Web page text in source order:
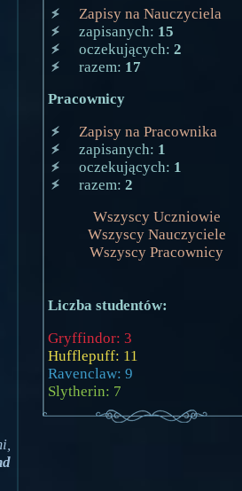
Zapisy na Nauczyciela
zapisanych: 15
oczekujących: 2
razem: 17
Pracownicy
Zapisy na Pracownika
zapisanych: 1
oczekujących: 1
razem: 2
Wszyscy Uczniowie
Wszyscy Nauczyciele
Wszyscy Pracownicy
Liczba studentów:
Gryffindor: 3
Hufflepuff: 11
Ravenclaw: 9
Slytherin: 7